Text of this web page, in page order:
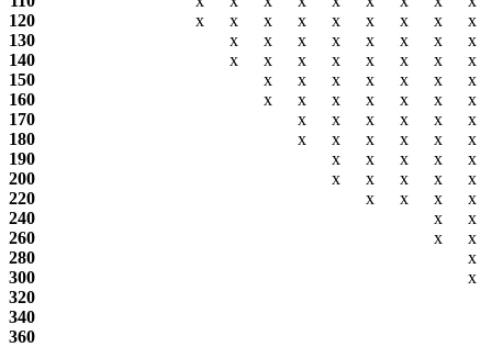
120
х х х х х х х х
х
130
х х х х х х х
х
140
х х х х х х х
х
150
х х х х х х
х
160
х х х х х х
х
170
х х х х х
х
180
х х х х х
х
190
х х х х
х
200
х х х х
х
220
х х х
х
240
х
х
260
х
х
280
х
300
х
320
340
360